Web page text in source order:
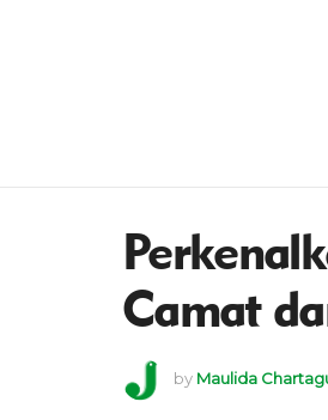
Camat
by Maulida